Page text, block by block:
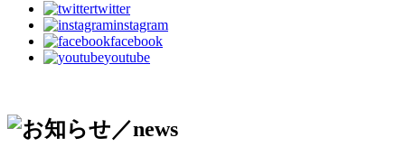
twitter
instagram
facebook
youtube